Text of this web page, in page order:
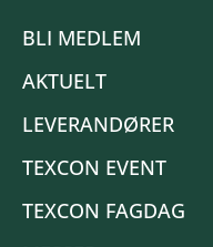
BLI MEDLEM
AKTUELT
LEVERANDØRER
TEXCON EVENT
TEXCON FAGDAG